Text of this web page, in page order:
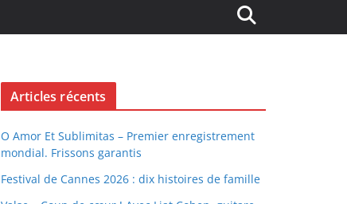
Articles récents
O Amor Et Sublimitas – Premier enregistrement
mondial. Frissons garantis
Festival de Cannes 2026 : dix histoires de famille